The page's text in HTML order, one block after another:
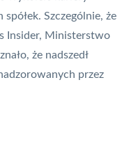
Szczególnie, że
Insider, Ministerstwo
że nadszedł
przez